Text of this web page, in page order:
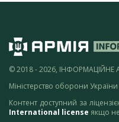
© 2018 - 2026, ІНФОРМАЦІЙНЕ
Міністерство оборони України
Контент доступний за
International license якщо